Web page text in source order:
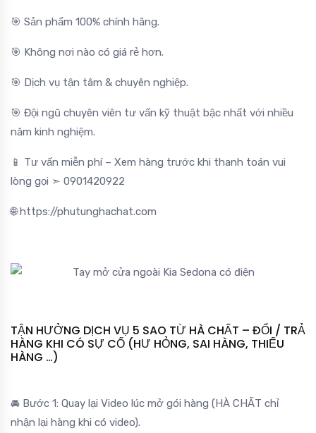
🎯 Sản phẩm 100% chính hãng.
🎯 Không nơi nào có giá rẻ hơn.
🎯 Dịch vụ tận tâm & chuyên nghiệp.
🎯 Đội ngũ chuyên viên tư vấn kỹ thuật bậc nhất với nhiều
năm kinh nghiệm.
📱 Tư vấn miễn phí – Xem hàng trước khi thanh toán vui
lòng gọi ➣ 0901420922
🌐 https://phutunghachat.com
TẬN HƯỞNG DỊCH VỤ 5 SAO TỪ HÀ CHẤT – ĐỔI / TRẢ
HÀNG KHI CÓ SỰ CỐ (HƯ HỎNG, SAI HÀNG, THIẾU
HÀNG …)
🚘 Bước 1: Quay lại Video lúc mở gói hàng (HÀ CHẤT chỉ
nhận lại hàng khi có video).